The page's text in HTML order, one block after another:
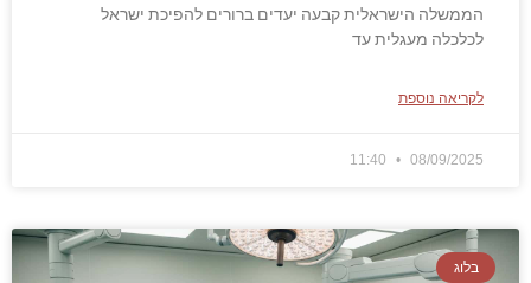
הממשלה הישראלית קבעה יעדים ברורים להפיכת ישראל
לכלכלה מעגלית עד
לקריאה נוספת
08/09/2025
בלוג